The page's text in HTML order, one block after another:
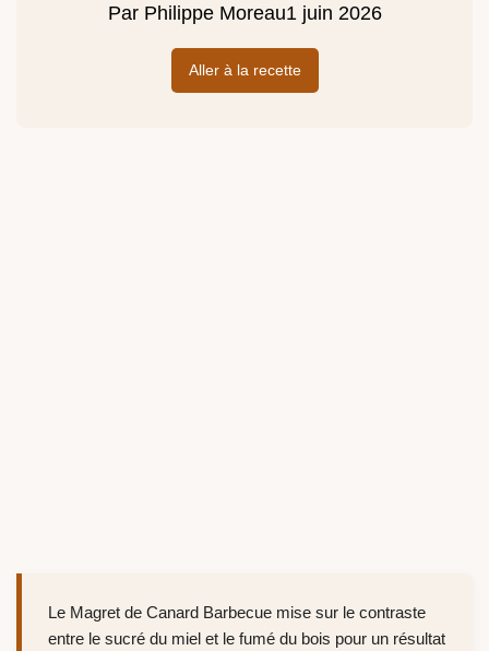
Par Philippe Moreau1 juin 2026
Aller à la recette
Le Magret de Canard Barbecue mise sur le contraste
entre le sucré du miel et le fumé du bois pour un résultat